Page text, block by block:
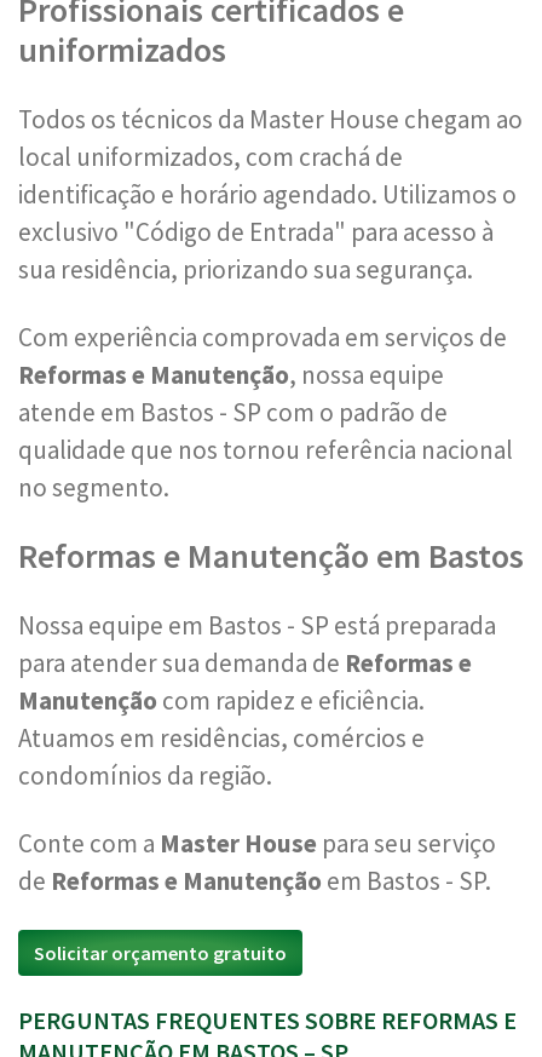
Profissionais certificados e
uniformizados
Todos os técnicos da Master House chegam ao
local uniformizados, com crachá de
identificação e horário agendado. Utilizamos o
exclusivo "Código de Entrada" para acesso à
sua residência, priorizando sua segurança.
Com experiência comprovada em serviços de
Reformas e Manutenção, nossa equipe
atende em Bastos - SP com o padrão de
qualidade que nos tornou referência nacional
no segmento.
Reformas e Manutenção em Bastos
Nossa equipe em Bastos - SP está preparada
para atender sua demanda de Reformas e
Manutenção com rapidez e eficiência.
Atuamos em residências, comércios e
condomínios da região.
Conte com a Master House para seu serviço
de Reformas e Manutenção em Bastos - SP.
Solicitar orçamento gratuito
PERGUNTAS FREQUENTES SOBRE REFORMAS E